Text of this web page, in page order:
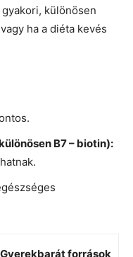
különösen
ha a diéta kevés
B7 – biotin):
Gyerekbarát források